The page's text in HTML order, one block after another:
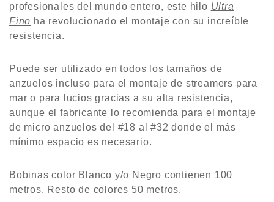
n
0
d
5
profesionales del mundo entero, este hilo Ultra
Fino ha revolucionado el montaje con su increíble
resistencia.
Puede ser utilizado en todos los tamaños de
anzuelos incluso para el montaje de streamers para
mar o para lucios gracias a su alta resistencia,
aunque el fabricante lo recomienda para el montaje
de micro anzuelos del #18 al #32 donde el más
mínimo espacio es necesario.
Bobinas color Blanco y/o Negro contienen 100
metros. Resto de colores 50 metros.